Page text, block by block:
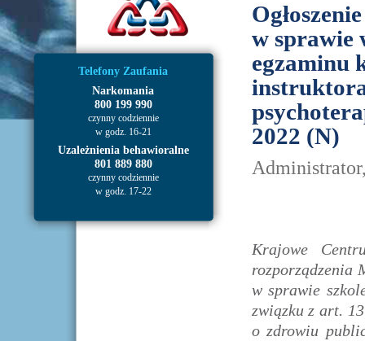
Telefony Zaufania
Narkomania
800 199 990
czynny codziennie
w godz. 16-21
Uzależnienia behawioralne
801 889 880
czynny codziennie
w godz. 17-22
w sprawie
egzaminu
2022 (N)
Krajowe
rozporządzenia
w sprawie
związku z art.
o zdrowiu